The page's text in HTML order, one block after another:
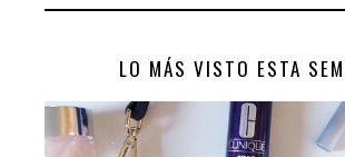
LO MÁS VISTO ESTA